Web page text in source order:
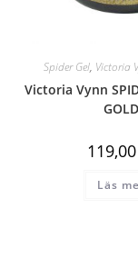
Spider Gel, Victoria
Victoria Vynn
GOLD
119,00
Läs